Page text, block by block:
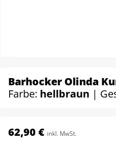
Barhocker Olinda
Farbe: hellbraun |
62,90 € inkl. MwSt.